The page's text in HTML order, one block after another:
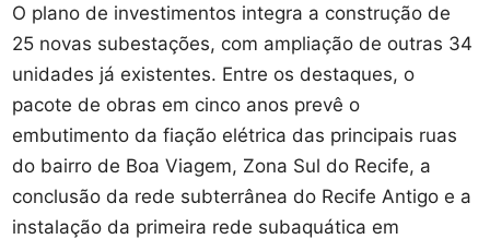
O plano de investimentos integra a construção de
25 novas subestações, com ampliação de outras 34
unidades já existentes. Entre os destaques, o
pacote de obras em cinco anos prevê o
embutimento da fiação elétrica das principais ruas
do bairro de Boa Viagem, Zona Sul do Recife, a
conclusão da rede subterrânea do Recife Antigo e a
instalação da primeira rede subaquática em